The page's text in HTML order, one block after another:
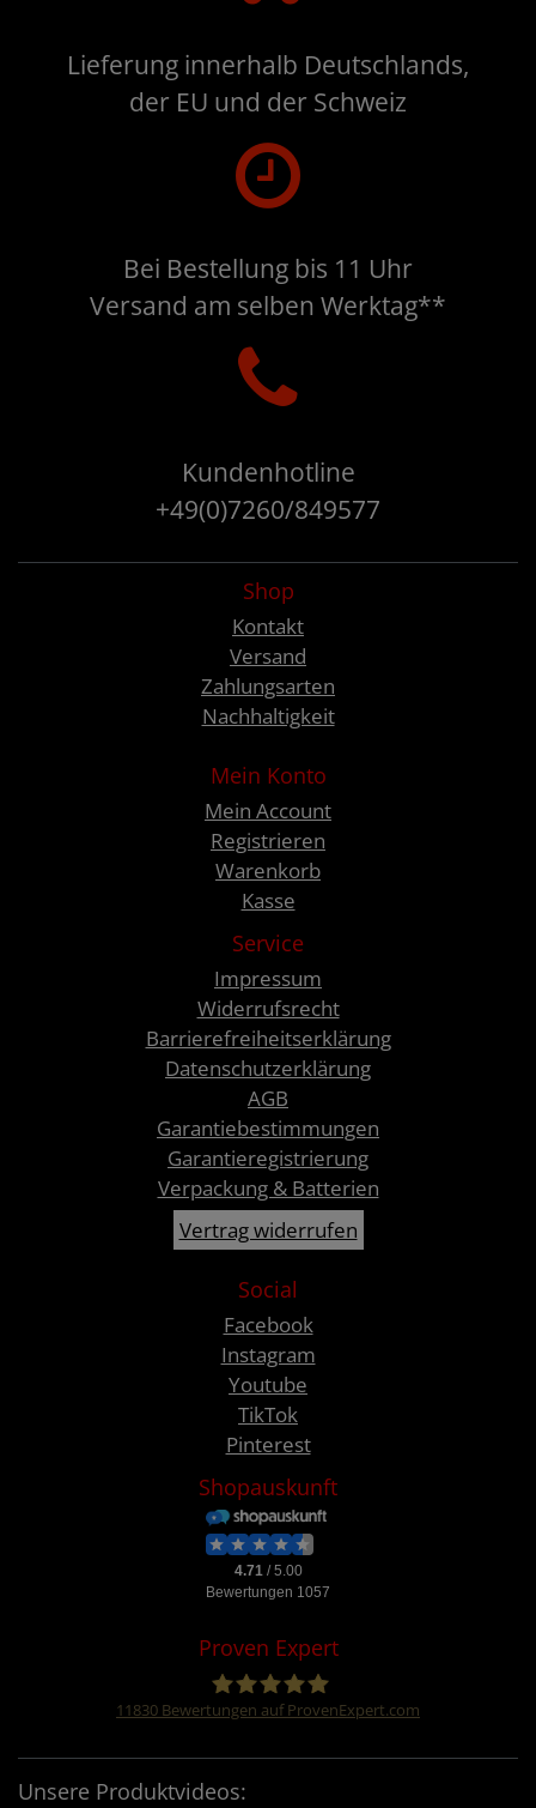
Lieferung innerhalb Deutschlands,
der EU und der Schweiz
Bei Bestellung bis 11 Uhr
Versand am selben Werktag**
Kundenhotline
+49(0)7260/849577
Shop
Kontakt
Versand
Zahlungsarten
Nachhaltigkeit
Mein Konto
Mein Account
Registrieren
Warenkorb
Kasse
Service
Impressum
Widerrufsrecht
Barrierefreiheitserklärung
Datenschutzerklärung
AGB
Garantiebestimmungen
Garantieregistrierung
Verpackung & Batterien
Vertrag widerrufen
Social
Facebook
Instagram
Youtube
TikTok
Pinterest
Shopauskunft
Proven Expert
Four &More GmbH
11830 Bewertungen auf ProvenExpert.com
Unsere Produktvideos: